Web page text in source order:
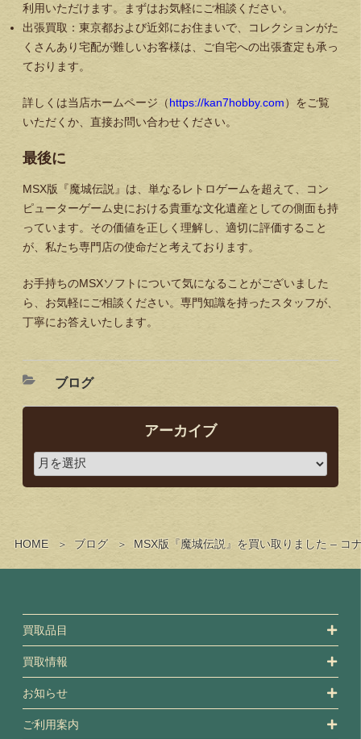
HOME ブログ MSX版『魔城伝説』を買い取りました – コ
利用いただけます。まずはお気軽にご相談ください。
出張買取：東京都および近郊にお住まいで、コレクションがた
くさんあり宅配が難しいお客様は、ご自宅への出張査定も承っ
ております。
詳しくは当店ホームページ（https://kan7hobby.com）をご覧
いただくか、直接お問い合わせください。
最後に
MSX版『魔城伝説』は、単なるレトロゲームを超えて、コン
ピューターゲーム史における貴重な文化遺産としての側面も持
っています。その価値を正しく理解し、適切に評価すること
が、私たち専門店の使命だと考えております。
お手持ちのMSXソフトについて気になることがございました
ら、お気軽にご相談ください。専門知識を持ったスタッフが、
丁寧にお答えいたします。
ブログ
アーカイブ
買取品目
買取情報
お知らせ
ご利用案内